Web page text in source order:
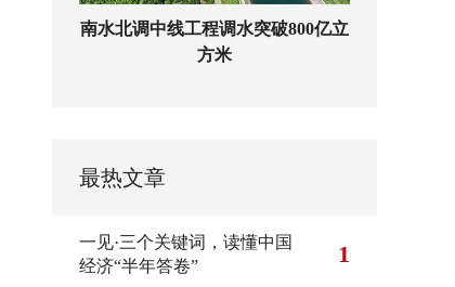
南水北调中线工程调水突破800亿立
方米
最热文章
一见·三个关键词，读懂中国
经济“半年答卷”
1